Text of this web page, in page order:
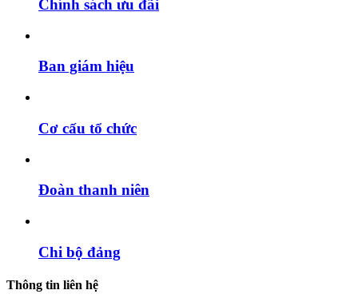
Chính sách ưu đãi
Ban giám hiệu
Cơ cấu tổ chức
Đoàn thanh niên
Chi bộ đảng
Thông tin liên hệ